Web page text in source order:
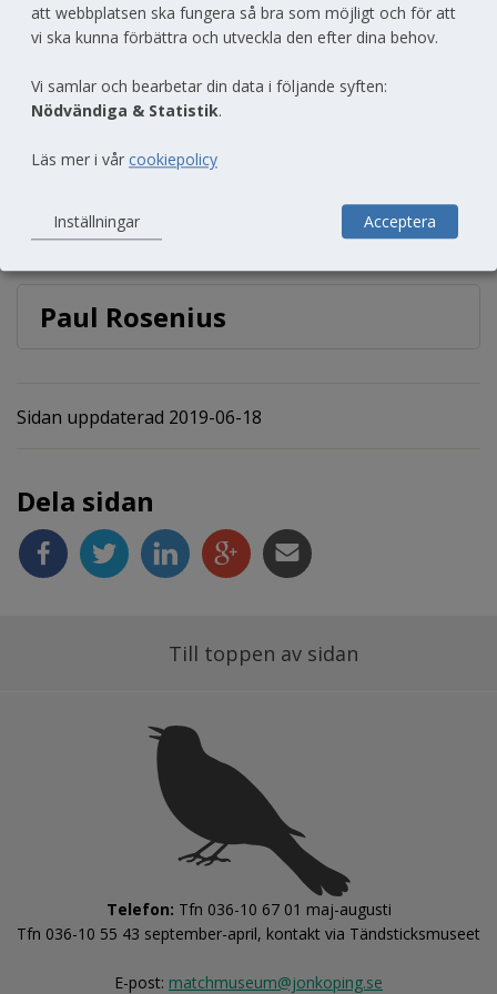
fotosamlingen har Edvard Wibeck bidragit till.
fotosamlingen.
Herman Nyqvist
Edvard Wibeck
Paul Rosenius
Sidan uppdaterad 2019-06-18
Dela sidan
Till toppen av sidan
Telefon: Tfn 036-10 67 01 maj-augusti
Tfn 036-10 55 43 september-april, kontakt via Tändsticksmuseet
E-post: matchmuseum@jonkoping.se
att webbplatsen ska fungera så bra som möjligt och för att
vi ska kunna förbättra och utveckla den efter dina behov.
Vi samlar och bearbetar din data i följande syften:
Nödvändiga & Statistik.
Läs mer i vår cookiepolicy
Inställningar Acceptera